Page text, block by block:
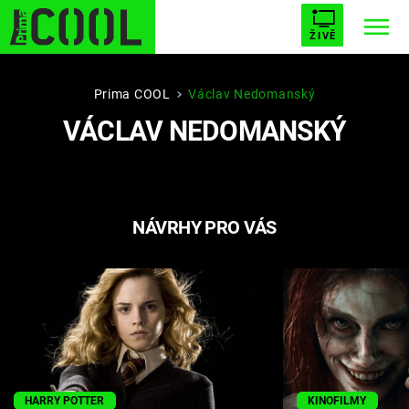
ŽIVĚ
STARHOUSE BUFFY, PŘEMOŽITELKA UPÍRŮ
ESCAPE PLNEJ KOTEL AVENGERS 5
Seriály
Hry
Prima COOL Václav Nedomanský
VÁCLAV NEDOMANSKÝ
NÁVRHY PRO VÁS
HARRY POTTER KINOFILMY